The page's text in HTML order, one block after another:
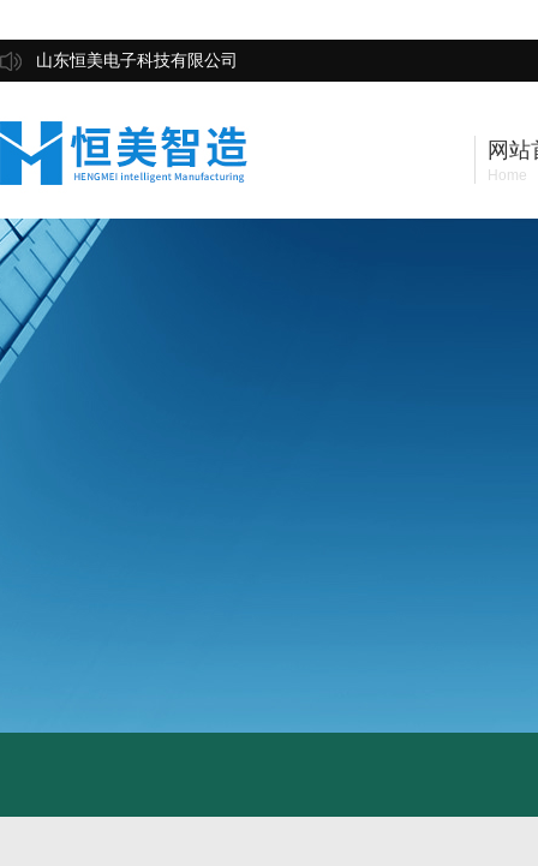
山东恒美电子科技有限公司
网站
Home